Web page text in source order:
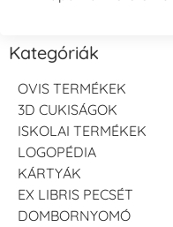
Kategóriák
OVIS TERMÉKEK
3D CUKISÁGOK
ISKOLAI TERMÉKEK
LOGOPÉDIA
KÁRTYÁK
EX LIBRIS PECSÉT
DOMBORNYOMÓ